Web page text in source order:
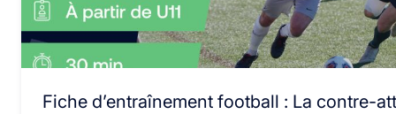
Fiche d’entraînement football : La contre-